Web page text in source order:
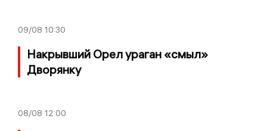
09/08 10:30
Накрывший Орел ураган «смыл»
Дворянку
08/08 12:00